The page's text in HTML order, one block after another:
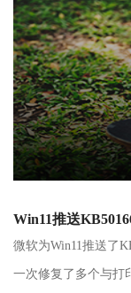
Win11推送
微软为Win11推送了
一次修复了多个与